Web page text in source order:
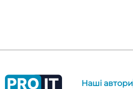
Наші автори